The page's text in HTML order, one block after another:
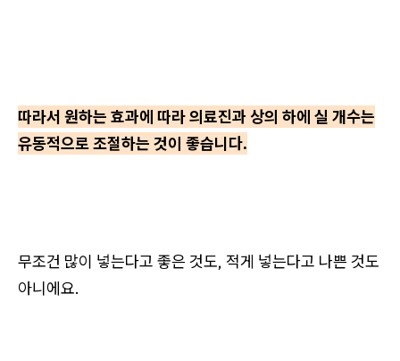
따라서 원하는 효과에 따라 의료진과 상의 하에 실 개수는
유동적으로 조절하는 것이 좋습니다.
무조건 많이 넣는다고 좋은 것도, 적게 넣는다고 나쁜 것도
아니에요.